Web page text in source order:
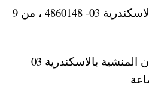
– الحرية 34 ش الحرية بالاسكندرية 03- 4860148 ، من 9
– اسعاف اسكندرية ميدان المنشية بالاسكندرية 03 –